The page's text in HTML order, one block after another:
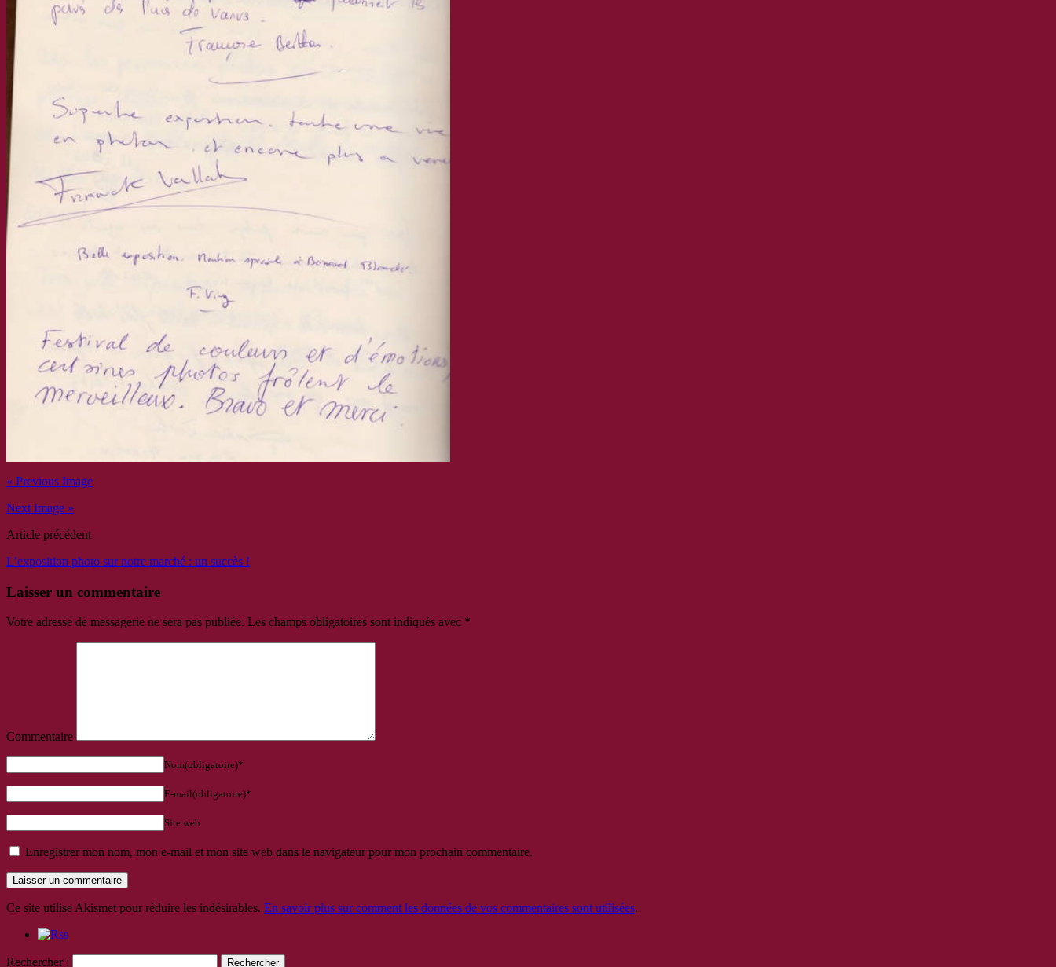
« Previous Image
Next Image »
Article précédent
L’exposition photo sur notre marché : un succès !
Laisser un commentaire
Votre adresse de messagerie ne sera pas publiée. Les champs obligatoires sont indiqués avec *
Commentaire
Nom(obligatoire)*
E-mail(obligatoire)*
Site web
Enregistrer mon nom, mon e-mail et mon site web dans le navigateur pour mon prochain commentaire.
Ce site utilise Akismet pour réduire les indésirables. En savoir plus sur comment les données de vos commentaires sont utilisées.
Rechercher :